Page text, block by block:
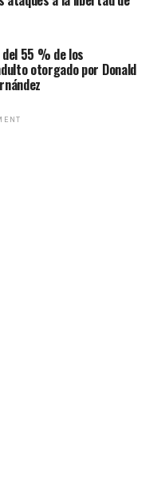
del 55 % de los
otorgado por Donald